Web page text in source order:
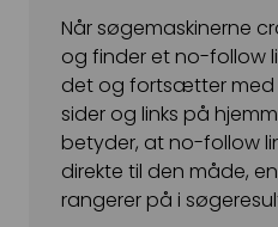
PAID SOCIAL
Meta annoncering
Snapchat annoncering
LinkedIn annoncering
Pinterest annoncering
Når søgemaskinerne
og finder et no-follow
det og fortsætter med
sider og links på
betyder, at no-follow
direkte til den måde,
rangerer på i